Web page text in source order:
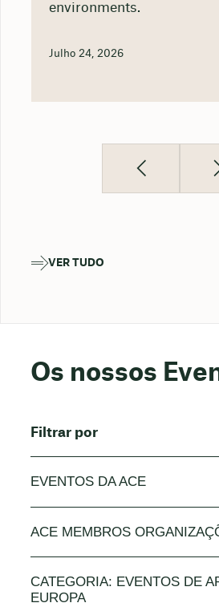
environments.
Julho 24, 2026
VER TUDO
Os nossos
Filtrar por
EVENTOS DA ACE
ACE MEMBROS
CATEGORIA: EVENTOS DE
EUROPA